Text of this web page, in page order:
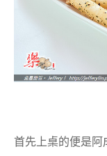
首先上桌的便是阿